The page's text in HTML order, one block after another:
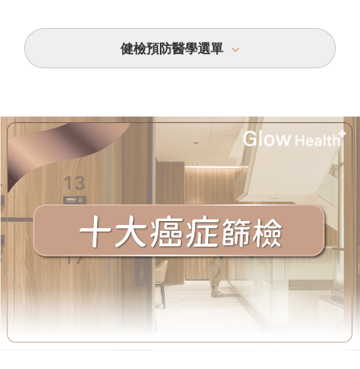
健檢預防醫學選單